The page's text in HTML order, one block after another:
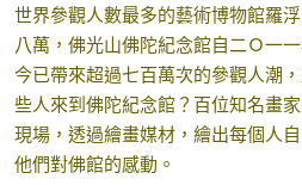
世界參觀人數最多的藝術博物館羅
八萬，佛光山佛陀紀念館自二Ｏ一
今已帶來超過七百萬次的參觀人潮
些人來到佛陀紀念館？百位知名畫
現場，透過繪畫媒材，繪出每個人
他們對佛館的感動。